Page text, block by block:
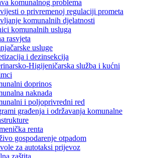
komunalnog problema
o privremenoj regulaciji prometa
komunalnih djelatnosti
komunalnih usluga
rasvjeta
usluge
i dezinsekcija
Higijeničarska služba i kućni
doprinos
naknada
i poljoprivredni red
građenja i održavanja komunalne
renta
gospodarenje otpadom
za autotaksi prijevoz
zaštita